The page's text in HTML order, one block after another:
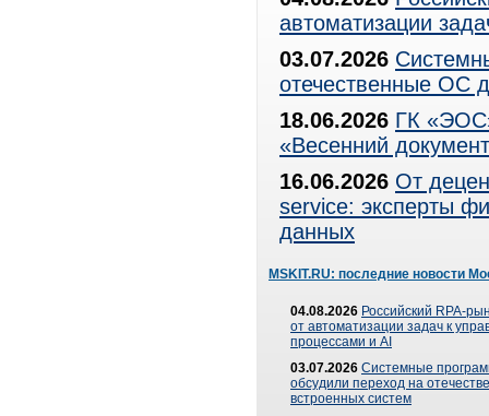
автоматизации
03.07.2026
отечественные ОС
18.06.2026 ГК
«Весенний
16.06.2026 От
service: эксперты
данных
MSKIT.RU: последние новости
04.08.2026 Российский RPA-
от автоматизации задач к
процессами и AI
03.07.2026 Системные
обсудили переход на
встроенных систем